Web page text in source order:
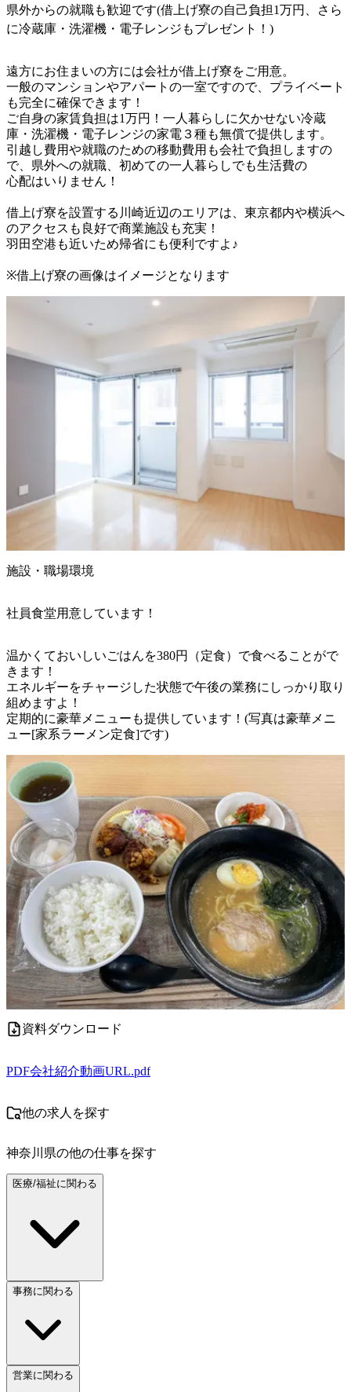
県外からの就職も歓迎です(借上げ寮の自己負担1万円、さら
に冷蔵庫・洗濯機・電子レンジもプレゼント！)
遠方にお住まいの方には会社が借上げ寮をご用意。
一般のマンションやアパートの一室ですので、プライベート
も完全に確保できます！
ご自身の家賃負担は1万円！一人暮らしに欠かせない冷蔵
庫・洗濯機・電子レンジの家電３種も無償で提供します。
引越し費用や就職のための移動費用も会社で負担しますの
で、県外への就職、初めての一人暮らしでも生活費の
心配はいりません！
借上げ寮を設置する川崎近辺のエリアは、東京都内や横浜へ
のアクセスも良好で商業施設も充実！
羽田空港も近いため帰省にも便利ですよ♪
施設・職場環境
社員食堂用意しています！
温かくておいしいごはんを380円（定食）で食べることがで
きます！
エネルギーをチャージした状態で午後の業務にしっかり取り
組めますよ！
定期的に豪華メニューも提供しています！(写真は豪華メニ
ュー[家系ラーメン定食]です)
資料ダウンロード
PDF会社紹介動画URL.pdf
他の求人を探す
神奈川県の他の仕事を探す
医療/福祉に関わる
事務に関わる
営業に関わる